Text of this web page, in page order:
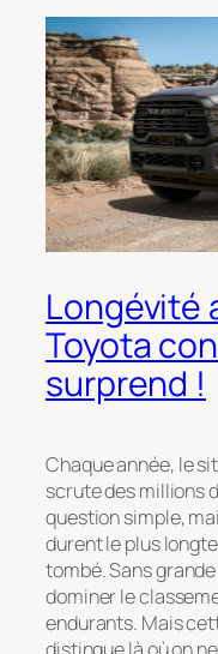
Longévité
Toyota
surprend !
Chaque année, le
scrute des millions
question simple,
durent le plus
tombé. Sans
dominer le
endurants. Mais
distingue là où on